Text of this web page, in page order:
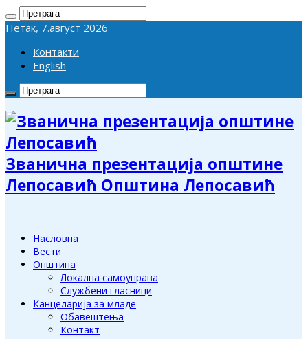
Петак, 7.август 2026
Контакти
English
Званична презентација општине
Лепосавић Општина Лепосавић
Насловна
Вести
Општина
Локална самоуправа
Службени гласници
Канцеларија за младе
Обавештења
Контакт